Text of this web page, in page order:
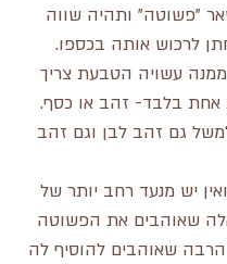
"פשוטה" ותהיה שווה
לרכוש אותה בכספו.
עשויה הטבעת צריך
אחת בלבד- זהב או כסף.
גם זהב לבן וגם זהב
יש מנעד רחב יותר של
שאוהבים את הפשוטה
שאוהבים להוסיף לה